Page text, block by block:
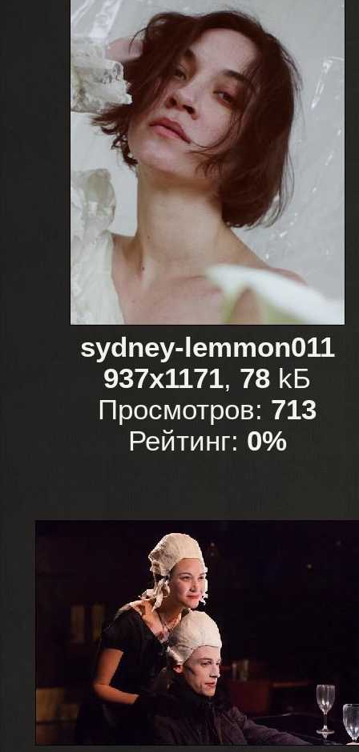
sydney-lemmon011
937x1171, 78 kБ
Просмотров: 713
Рейтинг: 0%